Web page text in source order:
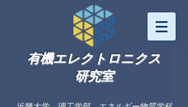
有機エレクトロニクス
研究室